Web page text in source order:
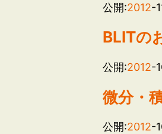
公開:2012-
BLITの
公開:2012-
微分・
公開:2012-